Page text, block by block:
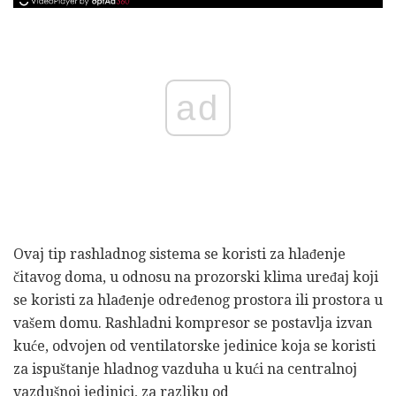
ad
Ovaj tip rashladnog sistema se koristi za hlađenje
čitavog doma, u odnosu na prozorski klima uređaj koji
se koristi za hlađenje određenog prostora ili prostora u
vašem domu. Rashladni kompresor se postavlja izvan
kuće, odvojen od ventilatorske jedinice koja se koristi
za ispuštanje hladnog vazduha u kući na centralnoj
vazdušnoj jedinici, za razliku od